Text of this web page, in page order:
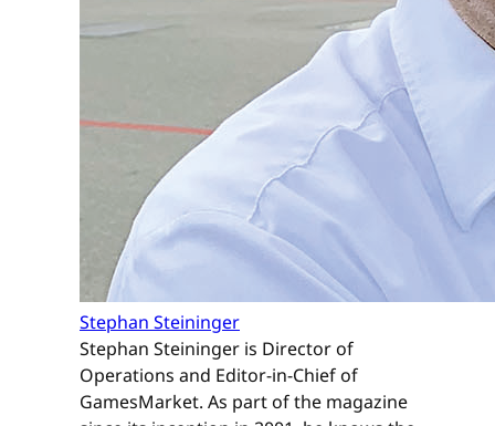
Stephan Steininger
Stephan Steininger is Director of
Operations and Editor-in-Chief of
GamesMarket. As part of the magazine